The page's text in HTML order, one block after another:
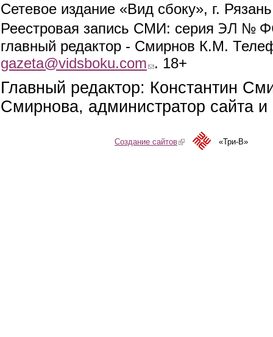
Сетевое издание «Вид сбоку», г.
Реестровая запись СМИ: серия ЭЛ №
главный редактор - Смирнов К.М.
gazeta@vidsboku.com (link sends e-mail)
. 18+
Главный редактор: Константин
Смирнова, администратор сайта
Создание сайтов(link is external)«Три-В»